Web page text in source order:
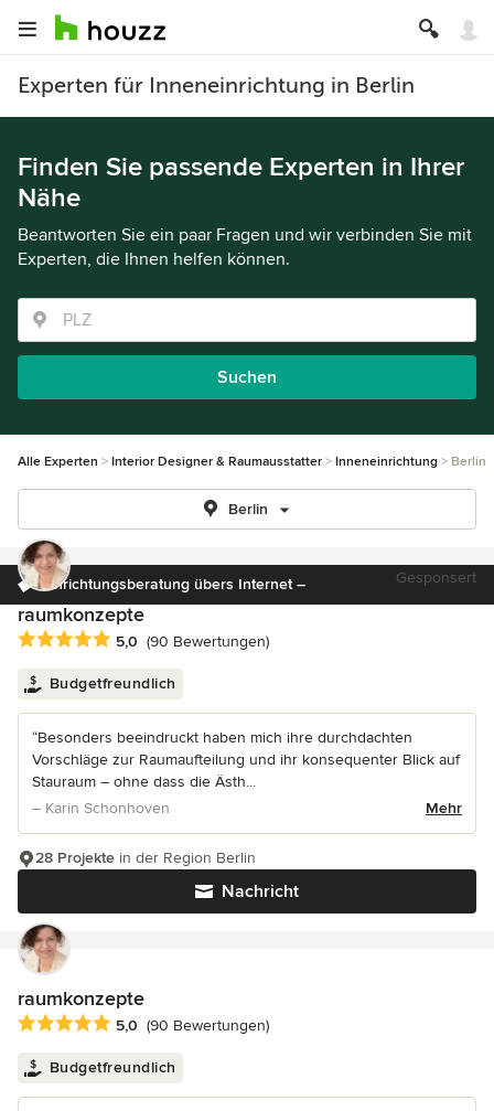
Experten für Inneneinrichtung in Berlin
Finden Sie passende Experten in Ihrer
Nähe
Beantworten Sie ein paar Fragen und wir verbinden Sie mit
Experten, die Ihnen helfen können.
Suchen
Alle Experten Interior Designer & Raumausstatter Inneneinrichtung Berlin
Berlin
Einrichtungsberatung übers Internet – Gesponsert
raumkonzepte
Durchschnittliche Bewertung: 5 von 5 Sternen
5,0 (90 Bewertungen)
Budgetfreundlich
“Besonders beeindruckt haben mich ihre durchdachten
Vorschläge zur Raumaufteilung und ihr konsequenter Blick auf
Stauraum – ohne dass die Ästh...
– Karin Schonhoven
Mehr
Nachricht
28 Projekte in der Region Berlin
raumkonzepte
Durchschnittliche Bewertung: 5 von 5 Sternen
5,0 (90 Bewertungen)
Budgetfreundlich